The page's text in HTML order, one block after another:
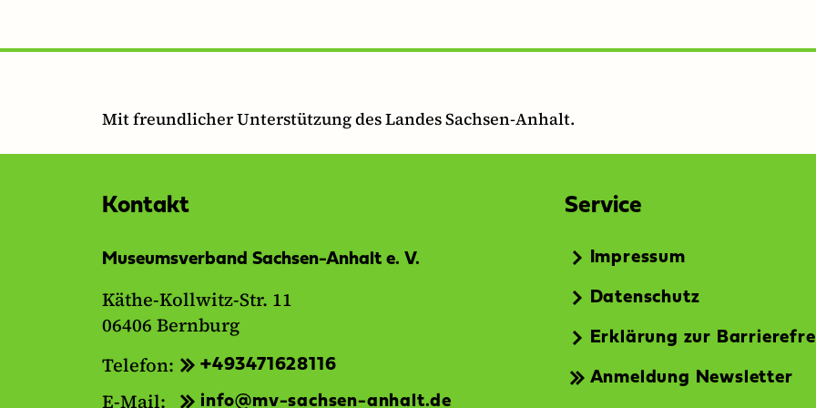
Mit freundlicher Unterstützung des Landes Sachsen-Anhalt.
Kontakt
Museumsverband Sachsen-Anhalt e. V.
Käthe-Kollwitz-Str. 11
06406 Bernburg
Telefon:
+493471628116
E-Mail: info@mv-sachsen-anhalt.de
Service
Impressum
Datenschutz
Erklärung zur
Anmeldung Newsletter